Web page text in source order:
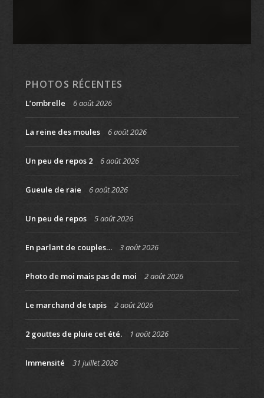
PHOTOS RÉCENTES
L’ombrelle 6 août 2026
La reine des moules 6 août 2026
Un peu de repos 2 6 août 2026
Gueule de raie 6 août 2026
Un peu de repos 5 août 2026
En parlant de couples… 3 août 2026
Photo de moi mais pas de moi 2 août 2026
Le marchand de tapis 2 août 2026
2 gouttes de pluie cet été. 1 août 2026
Immensité 31 juillet 2026